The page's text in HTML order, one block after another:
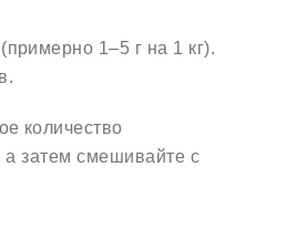
1–5 г на 1 кг).
количество
а затем смешивайте с